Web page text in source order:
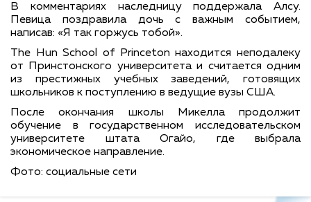
В комментариях наследницу поддержала Алсу.
Певица поздравила дочь с важным событием,
написав: «Я так горжусь тобой».
The Hun School of Princeton находится неподалеку
от Принстонского университета и считается одним
из престижных учебных заведений, готовящих
школьников к поступлению в ведущие вузы США.
После окончания школы Микелла продолжит
обучение в государственном исследовательском
университете штата Огайо, где выбрала
экономическое направление.
Фото: социальные сети